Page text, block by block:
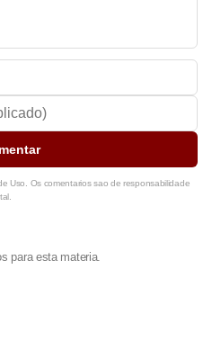
Uso. Os comentarios sao de responsabilidade
para esta materia.